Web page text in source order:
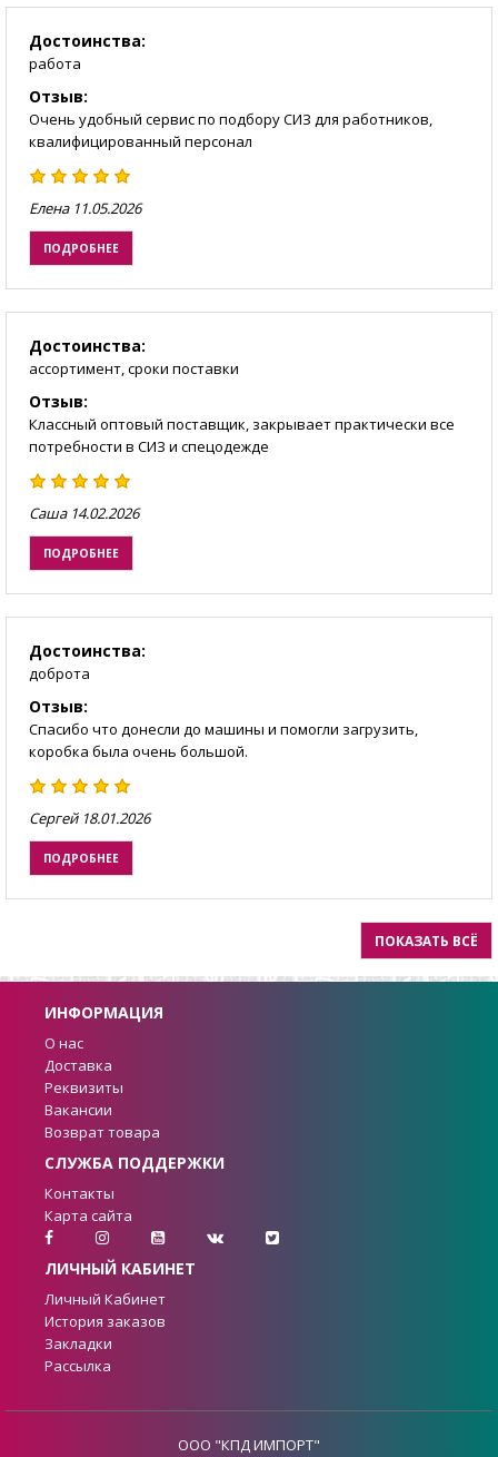
Достоинства:
работа
Отзыв:
Очень удобный сервис по подбору СИЗ для работников,
квалифицированный персонал
Елена 11.05.2026
ПОДРОБНЕЕ
Достоинства:
ассортимент, сроки поставки
Отзыв:
Классный оптовый поставщик, закрывает практически все
потребности в СИЗ и спецодежде
Саша 14.02.2026
ПОДРОБНЕЕ
Достоинства:
доброта
Отзыв:
Спасибо что донесли до машины и помогли загрузить,
коробка была очень большой.
Сергей 18.01.2026
ПОДРОБНЕЕ
ПОКАЗАТЬ ВСЁ
ИНФОРМАЦИЯ
О нас
Доставка
Реквизиты
Вакансии
Возврат товара
СЛУЖБА ПОДДЕРЖКИ
Контакты
Карта сайта
ЛИЧНЫЙ КАБИНЕТ
Личный Кабинет
История заказов
Закладки
Рассылка
ООО "КПД ИМПОРТ"